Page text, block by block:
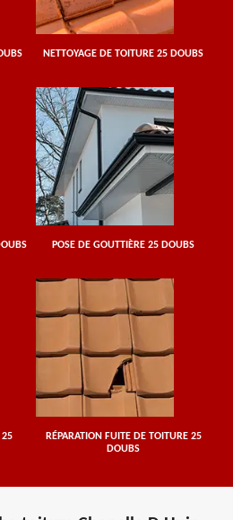
NETTOYAGE DE TOITURE 25 DOUBS
POSE DE GOUTTIÈRE 25 DOUBS
25
RÉPARATION FUITE DE TOITURE 25
DOUBS